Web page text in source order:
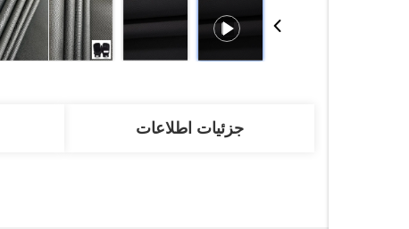
جزئیات اطلاعات